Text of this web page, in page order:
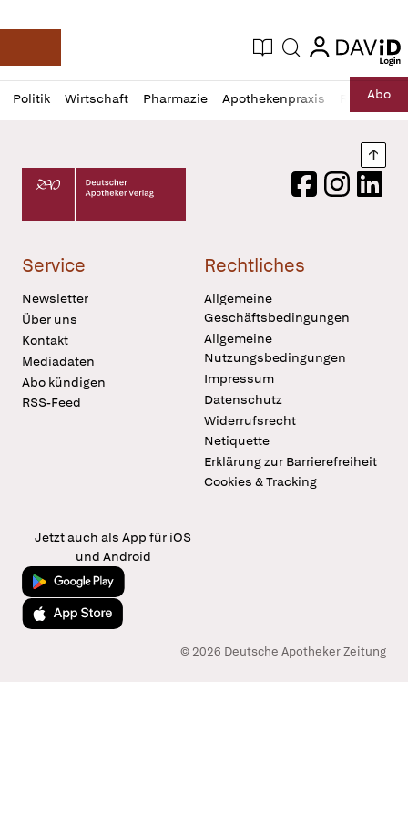
Deutsche Apotheker Zeitung
Aktuelle Ausgabe
Suche login
login
Politik Wirtschaft Pharmazie Apothekenpraxis RechtAbo
Profil
öffnen
Daz
Pur
Deutscher Apotheker Verlag Logo
FacebookInstagram
Service
Newsletter
Über uns
Kontakt
Mediadaten
Abo kündigen
RSS-Feed
Rechtliches
Allgemeine
Geschäftsbedingungen
Allgemeine
Nutzungsbedingungen
Impressum
Datenschutz
Widerrufsrecht
Netiquette
Erklärung zur Barrierefreiheit
Cookies & Tracking
Jetzt auch als App für iOS
und Android
Jetzt bei Google Play
Laden im App Store
© 2026 Deutsche Apotheker Zeitung